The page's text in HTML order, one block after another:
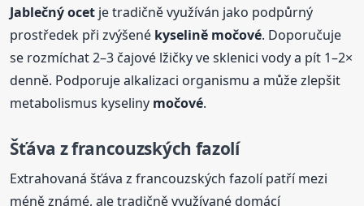
Jablečný ocet je tradičně využíván jako podpůrný
prostředek při zvýšené kyselině močové. Doporučuje
se rozmíchat 2–3 čajové lžičky ve sklenici vody a pít 1–2×
denně. Podporuje alkalizaci organismu a může zlepšit
metabolismus kyseliny močové.
Šťáva z francouzských fazolí
Extrahovaná šťáva z francouzských fazolí patří mezi
méně známé, ale tradičně využívané domácí